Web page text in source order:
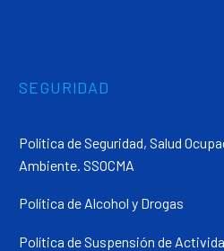
SEGURIDAD
Política de Seguridad, Salud
Ambiente. SSOCMA
Política de Alcohol y Drogas
Política de Suspensión de